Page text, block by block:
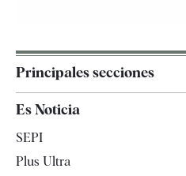
Principales secciones
Es Noticia
SEPI
Plus Ultra